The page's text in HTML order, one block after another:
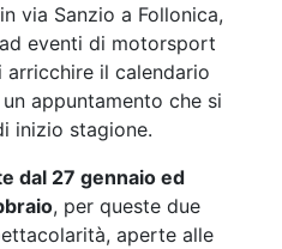
in via Sanzio a Follonica,
eventi di motorsport
il calendario
appuntamento che si
inizio stagione.
dal 27 gennaio ed
, per queste due
aperte alle